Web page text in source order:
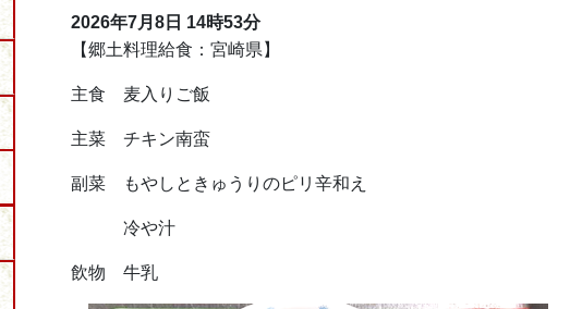
2026年7月8日 14時53分
【郷土料理給食：宮崎県】
主食 麦入りご飯
主菜 チキン南蛮
副菜 もやしときゅうりのピリ辛和え
冷や汁
飲物 牛乳